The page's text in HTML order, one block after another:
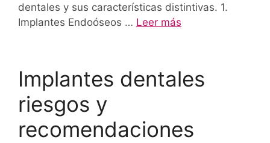
dentales y sus características distintivas. 1.
Implantes Endoóseos … Leer más
Implantes dentales
riesgos y
recomendaciones